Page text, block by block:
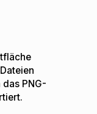
PNG-